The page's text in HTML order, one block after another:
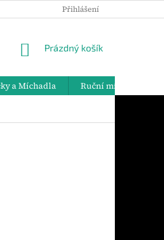
DOPRAVA A PLATBY
Přihlášení
NÁKUPNÍ
Prázdný košík
a Míchadla Ruční míchadla